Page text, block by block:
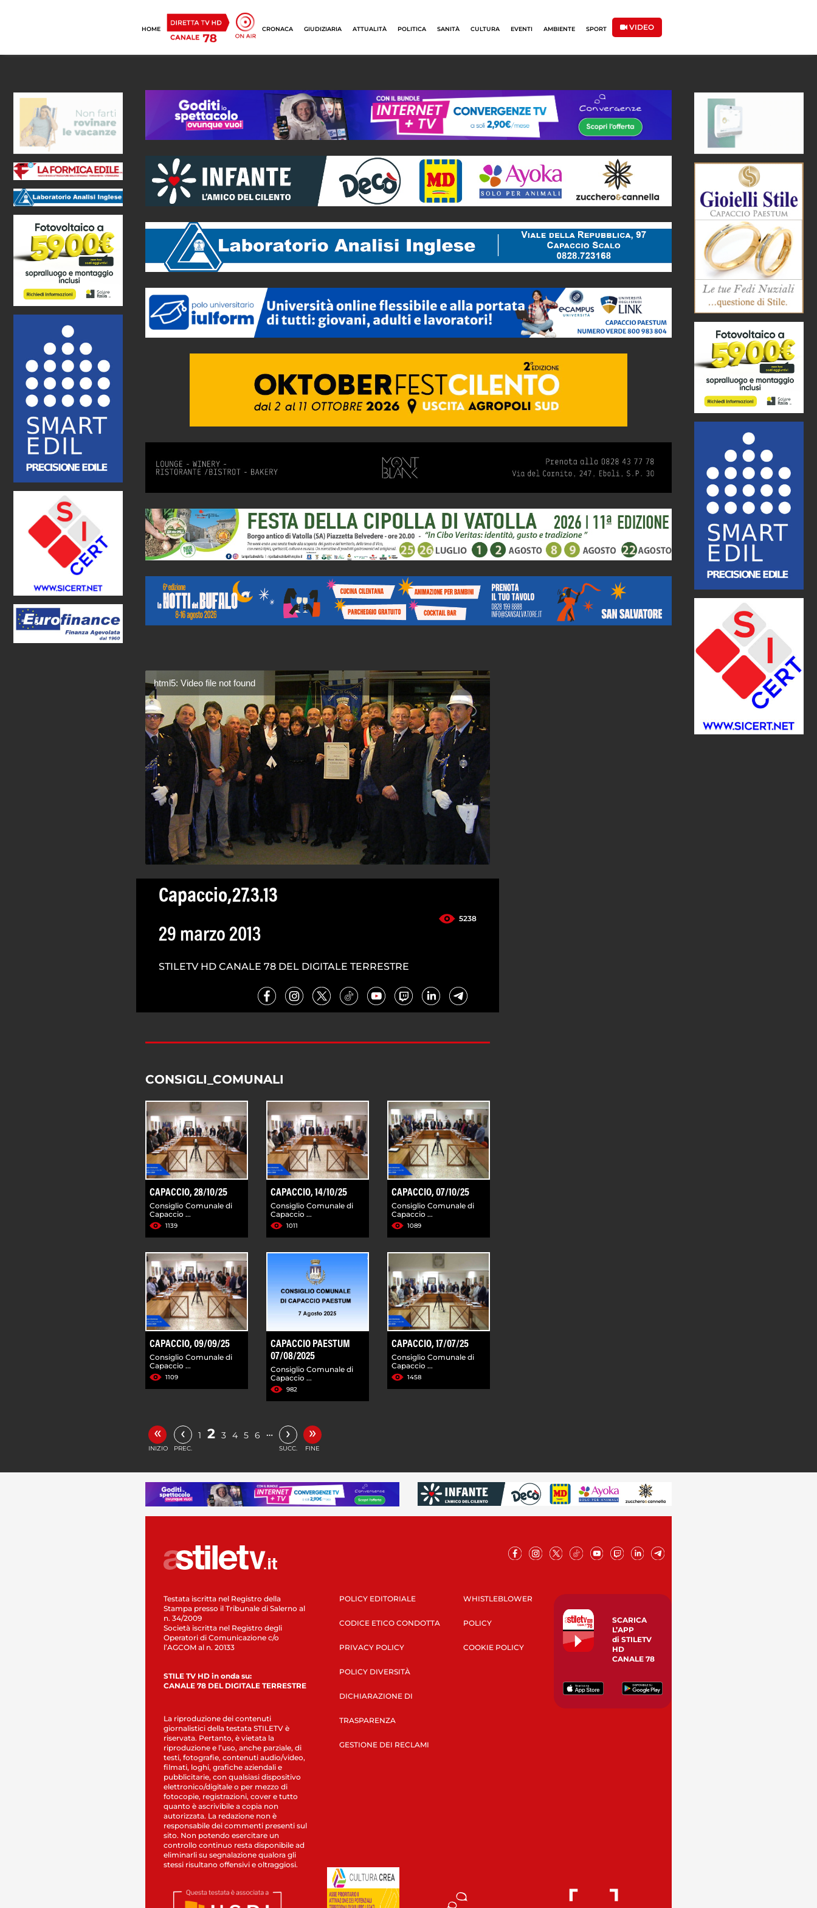
HOME CRONACA GIUDIZIARIA ATTUALITÀ POLITICA SANITÀ CULTURA EVENTI AMBIENTE SPORT VIDEO
html5: Video file not found
Capaccio,27.3.13
5238
29 marzo 2013
STILETV HD CANALE 78 DEL DIGITALE TERRESTRE
CONSIGLI_COMUNALI
CAPACCIO, 28/10/25
Consiglio Comunale di
Capaccio ...
1139
CAPACCIO, 14/10/25
Consiglio Comunale di
Capaccio ...
1011
CAPACCIO, 07/10/25
Consiglio Comunale di
Capaccio ...
1089
CAPACCIO, 09/09/25
Consiglio Comunale di
Capaccio ...
1109
CAPACCIO PAESTUM
07/08/2025
Consiglio Comunale di
Capaccio ...
982
CAPACCIO, 17/07/25
Consiglio Comunale di
Capaccio ...
1458
«
INIZIO
‹
PREC.
1 2 3 4 5 6 … ›
SUCC.
»
FINE
Testata iscritta nel Registro della
Stampa presso il Tribunale di Salerno al
n. 34/2009
Società iscritta nel Registro degli
Operatori di Comunicazione c/o
l’AGCOM al n. 20133
STILE TV HD in onda su:
CANALE 78 DEL DIGITALE TERRESTRE
La riproduzione dei contenuti
giornalistici della testata STILETV è
riservata. Pertanto, è vietata la
riproduzione e l’uso, anche parziale, di
testi, fotografie, contenuti audio/video,
filmati, loghi, grafiche aziendali e
pubblicitarie, con qualsiasi dispositivo
elettronico/digitale o per mezzo di
fotocopie, registrazioni, cover e tutto
quanto è ascrivibile a copia non
autorizzata. La redazione non è
responsabile dei commenti presenti sul
sito. Non potendo esercitare un
controllo continuo resta disponibile ad
eliminarli su segnalazione qualora gli
stessi risultano offensivi e oltraggiosi.
POLICY EDITORIALE
CODICE ETICO CONDOTTA
PRIVACY POLICY
POLICY DIVERSITÀ
DICHIARAZIONE DI
TRASPARENZA
GESTIONE DEI RECLAMI
WHISTLEBLOWER
POLICY
COOKIE POLICY
SCARICA
L’APP
di STILETV
HD
CANALE 78